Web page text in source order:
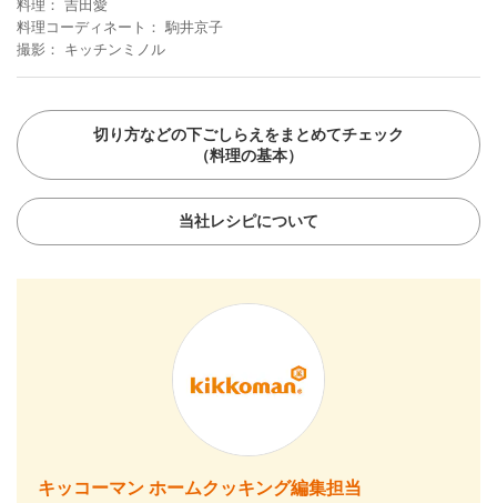
料理
吉田愛
料理コーディネート
駒井京子
撮影
キッチンミノル
切り方などの下ごしらえをまとめてチェック
（料理の基本）
当社レシピについて
キッコーマン ホームクッキング編集担当